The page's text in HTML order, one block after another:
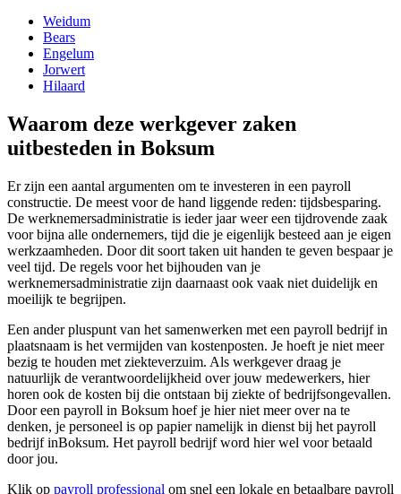
Weidum
Bears
Engelum
Jorwert
Hilaard
Waarom deze werkgever zaken
uitbesteden in Boksum
Er zijn een aantal argumenten om te investeren in een payroll
constructie. De meest voor de hand liggende reden: tijdsbesparing.
De werknemersadministratie is ieder jaar weer een tijdrovende zaak
voor bijna alle ondernemers, tijd die je eigenlijk besteed aan je eigen
werkzaamheden. Door dit soort taken uit handen te geven bespaar je
veel tijd. De regels voor het bijhouden van je
werknemersadministratie zijn daarnaast ook vaak niet duidelijk en
moeilijk te begrijpen.
Een ander pluspunt van het samenwerken met een payroll bedrijf in
plaatsnaam is het vermijden van kostenposten. Je hoeft je niet meer
bezig te houden met ziekteverzuim. Als werkgever draag je
natuurlijk de verantwoordelijkheid over jouw medewerkers, hier
horen ook de kosten bij die ontstaan bij ziekte of bedrijfsongevallen.
Door een payroll in Boksum hoef je hier niet meer over na te
denken, je personeel is op papier namelijk in dienst bij het payroll
bedrijf inBoksum. Het payroll bedrijf word hier wel voor betaald
door jou.
Klik op payroll professional om snel een lokale en betaalbare payroll